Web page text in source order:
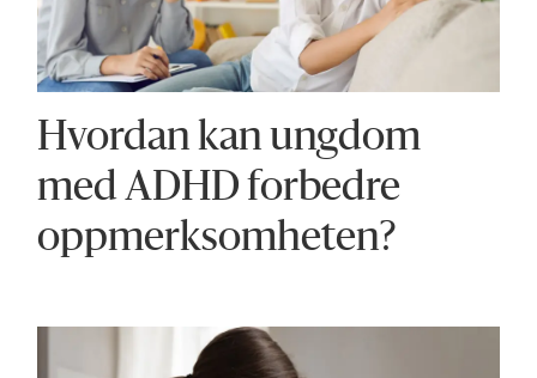
Hvordan kan ungdom
med ADHD forbedre
oppmerksomheten?